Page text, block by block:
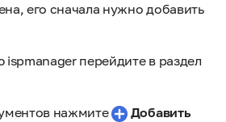
его сначала нужно добавить
перейдите в раздел
нажмите
Добавить